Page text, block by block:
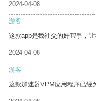
2024-04-08
游客
这款app是我社交的好帮手，
2024-04-08
游客
这款加速器VPM应用程序已经